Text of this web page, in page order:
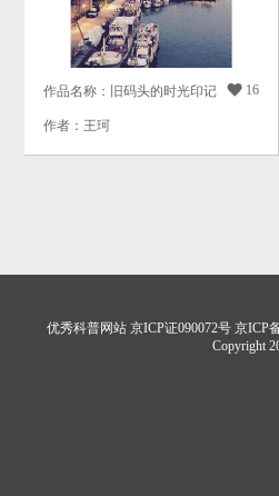
作品名称：旧码头的时光印记  16
作者：王珂
优秀科普网站 京ICP证090072号 京ICP
Copyright